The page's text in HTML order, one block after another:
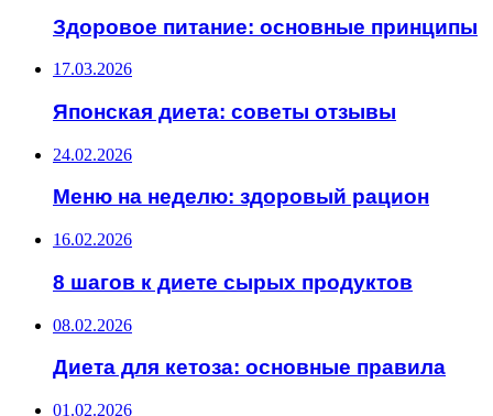
Здоровое питание: основные принципы
17.03.2026
Японская диета: советы отзывы
24.02.2026
Меню на неделю: здоровый рацион
16.02.2026
8 шагов к диете сырых продуктов
08.02.2026
Диета для кетоза: основные правила
01.02.2026